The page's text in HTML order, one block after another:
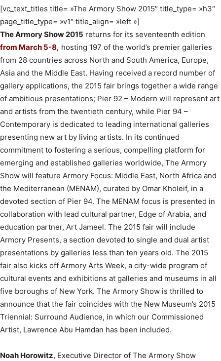
[vc_text_titles title= »The Armory Show 2015″ title_type= »h3″
page_title_type= »v1″ title_align= »left »]
The Armory Show 2015 returns for its seventeenth edition
from March 5-8, hosting 197 of the world’s premier galleries
from 28 countries across North and South America, Europe,
Asia and the Middle East. Having received a record number of
gallery applications, the 2015 fair brings together a wide range
of ambitious presentations; Pier 92 – Modern will represent art
and artists from the twentieth century, while Pier 94 –
Contemporary is dedicated to leading international galleries
presenting new art by living artists. In its continued
commitment to fostering a serious, compelling platform for
emerging and established galleries worldwide, The Armory
Show will feature Armory Focus: Middle East, North Africa and
the Mediterranean (MENAM), curated by Omar Kholeif, in a
devoted section of Pier 94. The MENAM focus is presented in
collaboration with lead cultural partner, Edge of Arabia, and
education partner, Art Jameel. The 2015 fair will include
Armory Presents, a section devoted to single and dual artist
presentations by galleries less than ten years old. The 2015
fair also kicks off Armory Arts Week, a city-wide program of
cultural events and exhibitions at galleries and museums in all
five boroughs of New York. The Armory Show is thrilled to
announce that the fair coincides with the New Museum’s 2015
Triennial: Surround Audience, in which our Commissioned
Artist, Lawrence Abu Hamdan has been included.
Noah Horowitz, Executive Director of The Armory Show